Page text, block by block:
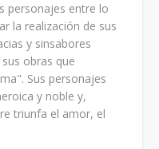
personajes entre lo
la realización de sus
y sinsabores
obras que
Sus personajes
y noble y,
triunfa el amor, el